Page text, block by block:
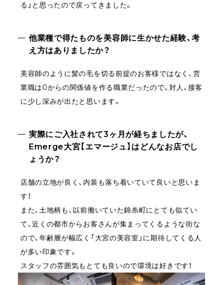
る」と思ったので戻ってきました。
他業種で得たものを美容師に生かせた経験、考
え方はありましたか？
美容師のように髪の毛を切る前提のお客様ではなく、営
業職は0からの関係値を作る職業だったので、対人、接客
に少し深みが出たと思います。
実際にご入社されて3ヶ月が経ちましたが、
Emerge大宮【エマージュ】はどんなお店でし
ょうか？
店舗の立地が良く、内装も落ち着いていて良いと思いま
す！
また、土地柄も、以前働いていた錦糸町にとても似てい
て、近くの都市からお客さんが集まってくるような街な
ので、年齢層が幅広く「大宮の美容室」に期待してくる人
が多い印象です。
スタッフの雰囲気もとても良いので環境は好きです！